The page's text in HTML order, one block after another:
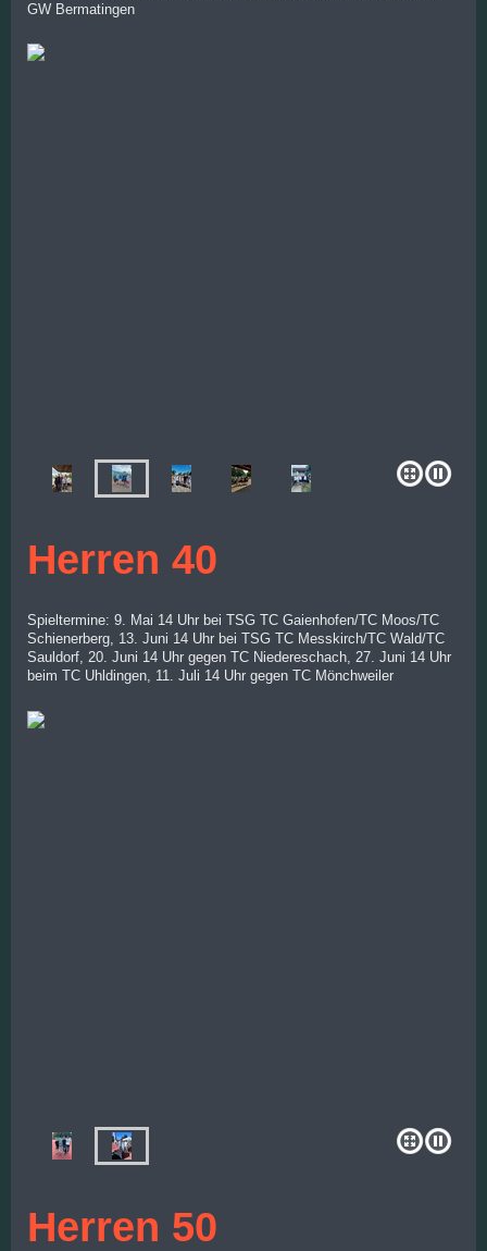
GW Bermatingen
Herren 40
Spieltermine: 9. Mai 14 Uhr bei TSG TC Gaienhofen/TC Moos/TC
Schienerberg, 13. Juni 14 Uhr bei TSG TC Messkirch/TC Wald/TC
Sauldorf, 20. Juni 14 Uhr gegen TC Niedereschach, 27. Juni 14 Uhr
beim TC Uhldingen, 11. Juli 14 Uhr gegen TC Mönchweiler
Herren 50